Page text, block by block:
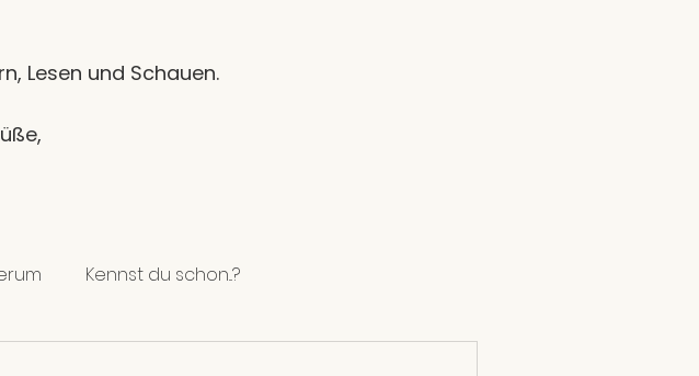
Lesen und Schauen.
Kennst du schon...?